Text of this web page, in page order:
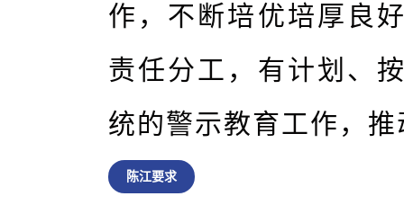
作，不断培优培厚良
责任分工，有计划、
统的警示教育工作，
陈江要求